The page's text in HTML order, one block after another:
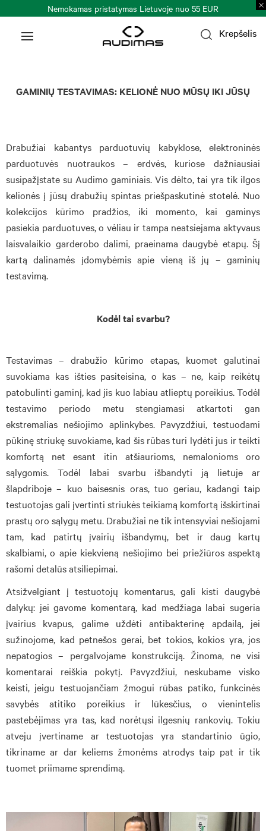
pristatymas Lietuvoje nuo 55 EUR
Krepšelis
GAMINIŲ TESTAVIMAS: KELIONĖ NUO MŪSŲ IKI JŪSŲ
Drabužiai kabantys parduotuvių kabyklose, elektroninės
parduotuvės nuotraukos – erdvės, kuriose dažniausiai
susipažįstate su Audimo gaminiais. Vis dėlto, tai yra tik ilgos
kelionės į jūsų drabužių spintas priešpaskutinė stotelė. Nuo
kolekcijos kūrimo pradžios, iki momento, kai gaminys
pasiekia parduotuves, o vėliau ir tampa neatsiejama aktyvaus
laisvalaikio garderobo dalimi, praeinama daugybė etapų. Šį
kartą dalinamės įdomybėmis apie vieną iš jų – gaminių
testavimą.
Kodėl tai svarbu?
Testavimas – drabužio kūrimo etapas, kuomet galutinai
suvokiama kas išties pasiteisina, o kas – ne, kaip reikėtų
patobulinti gaminį, kad jis kuo labiau atlieptų poreikius. Todėl
testavimo periodo metu stengiamasi atkartoti gan
ekstremalias nešiojimo aplinkybes. Pavyzdžiui, testuodami
pūkinę striukę suvokiame, kad šis rūbas turi lydėti jus ir teikti
komfortą net esant itin atšiaurioms, nemalonioms oro
sąlygomis. Todėl labai svarbu išbandyti ją lietuje ar
šlapdriboje – kuo baisesnis oras, tuo geriau, kadangi taip
testuotojas gali įvertinti striukės teikiamą komfortą išskirtinai
prastų oro sąlygų metu. Drabužiai ne tik intensyviai nešiojami
tam, kad patirtų įvairių išbandymų, bet ir daug kartų
skalbiami, o apie kiekvieną nešiojimo bei priežiūros aspektą
rašomi detalūs atsiliepimai.
Atsižvelgiant į testuotojų komentarus, gali kisti daugybė
dalykų: jei gavome komentarą, kad medžiaga labai sugeria
įvairius kvapus, galime uždėti antibakterinę apdailą, jei
sužinojome, kad petnešos gerai, bet tokios, kokios yra, jos
nepatogios – pergalvojame konstrukciją. Žinoma, ne visi
komentarai reiškia pokytį. Pavyzdžiui, neskubame visko
keisti, jeigu testuojančiam žmogui rūbas patiko, funkcinės
savybės atitiko poreikius ir lūkesčius, o vienintelis
pastebėjimas yra tas, kad norėtųsi ilgesnių rankovių. Tokiu
atveju įvertiname ar testuotojas yra standartinio ūgio,
tikriname ar dar keliems žmonėms atrodys taip pat ir tik
tuomet priimame sprendimą.